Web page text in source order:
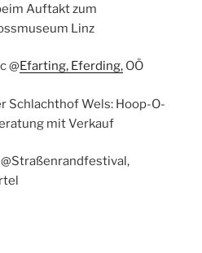
Auftakt zum
Linz
@ Efarting, Eferding, OÖ
Schlachthof Wels: Hoop-O-
mit Verkauf